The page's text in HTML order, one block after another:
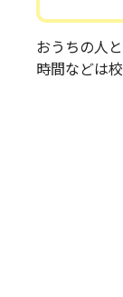
おうちの人
時間などは